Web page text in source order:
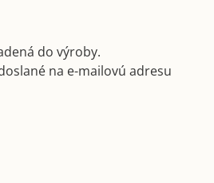
do výroby.
na e-mailovú adresu